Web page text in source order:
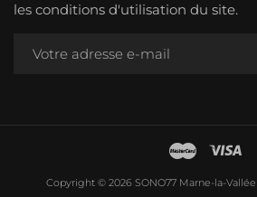
les conditions d'utilisation du site.
Copyright © 2026 SONO77 Marne-la-